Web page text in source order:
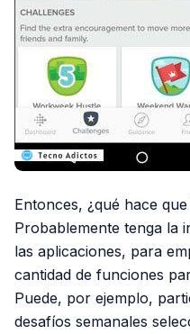
Entonces, ¿qué hace
Probablemente tenga la
las aplicaciones, para
cantidad de funciones
Puede, por ejemplo,
desafíos semanales